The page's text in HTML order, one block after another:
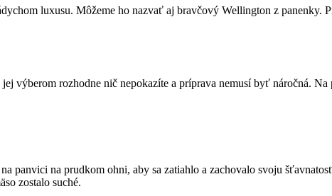
luxusu. Môžeme ho nazvať aj bravčový Wellington z panenky.
výberom rozhodne nič nepokazíte a príprava nemusí byť náročná.
panvici na prudkom ohni, aby sa zatiahlo a zachovalo svoju
zostalo suché.